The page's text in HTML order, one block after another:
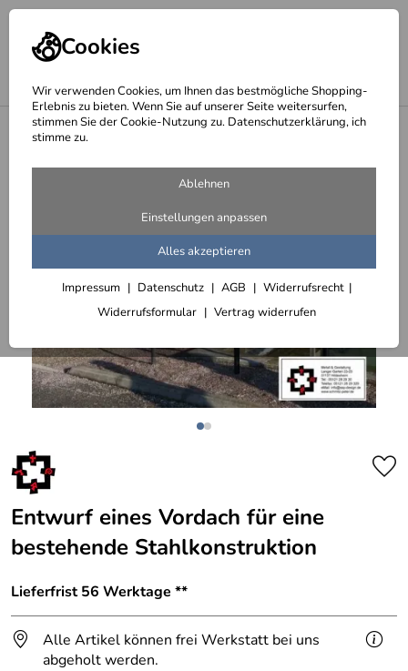
Cookies
Wir verwenden Cookies, um Ihnen das bestmögliche Shopping-
Erlebnis zu bieten. Wenn Sie auf unserer Seite weitersurfen,
stimmen Sie der Cookie-Nutzung zu. Datenschutzerklärung, ich
stimme zu.
Ablehnen
Einstellungen anpassen
Alles akzeptieren
Impressum Datenschutz AGB
Widerrufsrecht
Widerrufsformular
Vertrag widerrufen
Vordächer und Überdachungen
Entwurf eines Vordach für eine
bestehende Stahlkonstruktion
Lieferfrist 56 Werktage **
Alle Artikel können frei Werkstatt bei uns
abgeholt werden.